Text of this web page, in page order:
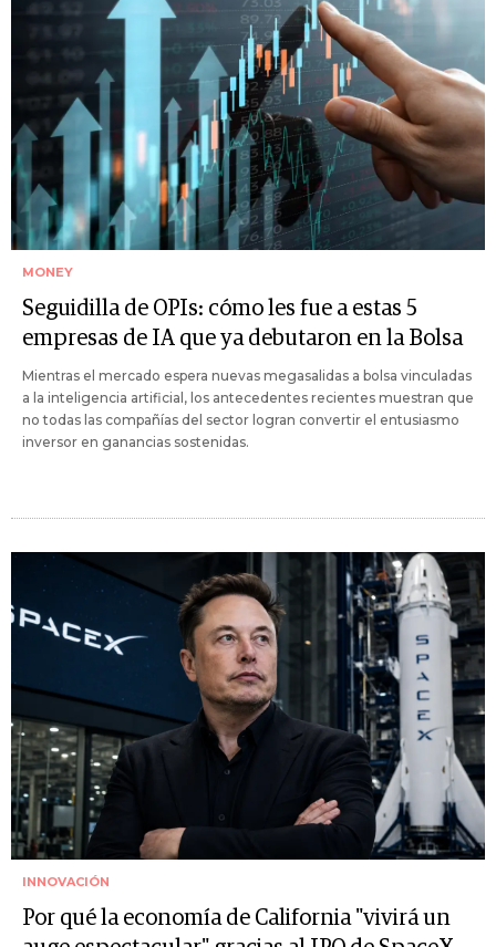
MONEY
Seguidilla de OPIs: cómo les fue a estas 5
empresas de IA que ya debutaron en la Bolsa
Mientras el mercado espera nuevas megasalidas a bolsa vinculadas
a la inteligencia artificial, los antecedentes recientes muestran que
no todas las compañías del sector logran convertir el entusiasmo
inversor en ganancias sostenidas.
INNOVACIÓN
Por qué la economía de California "vivirá un